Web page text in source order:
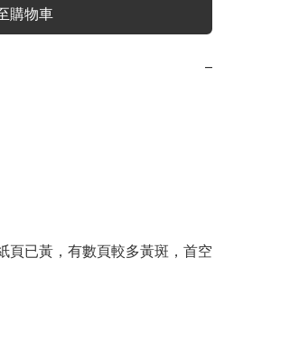
購物車
−
頁已黃，有數頁較多黃斑，首空